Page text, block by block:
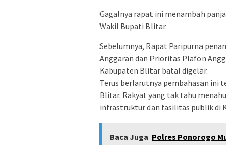
Gagalnya rapat ini menambah
Wakil Bupati Blitar.
Sebelumnya, Rapat Paripurna
Anggaran dan Prioritas Plafon
Kabupaten Blitar batal digelar.
Terus berlarutnya pembahasan ini
Blitar. Rakyat yang tak tahu
infrastruktur dan fasilitas publik di
Baca Juga Polres Ponorogo